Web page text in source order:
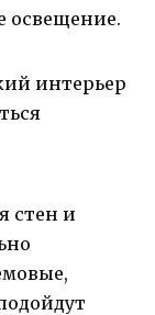
освещение.
интерьер
стен и